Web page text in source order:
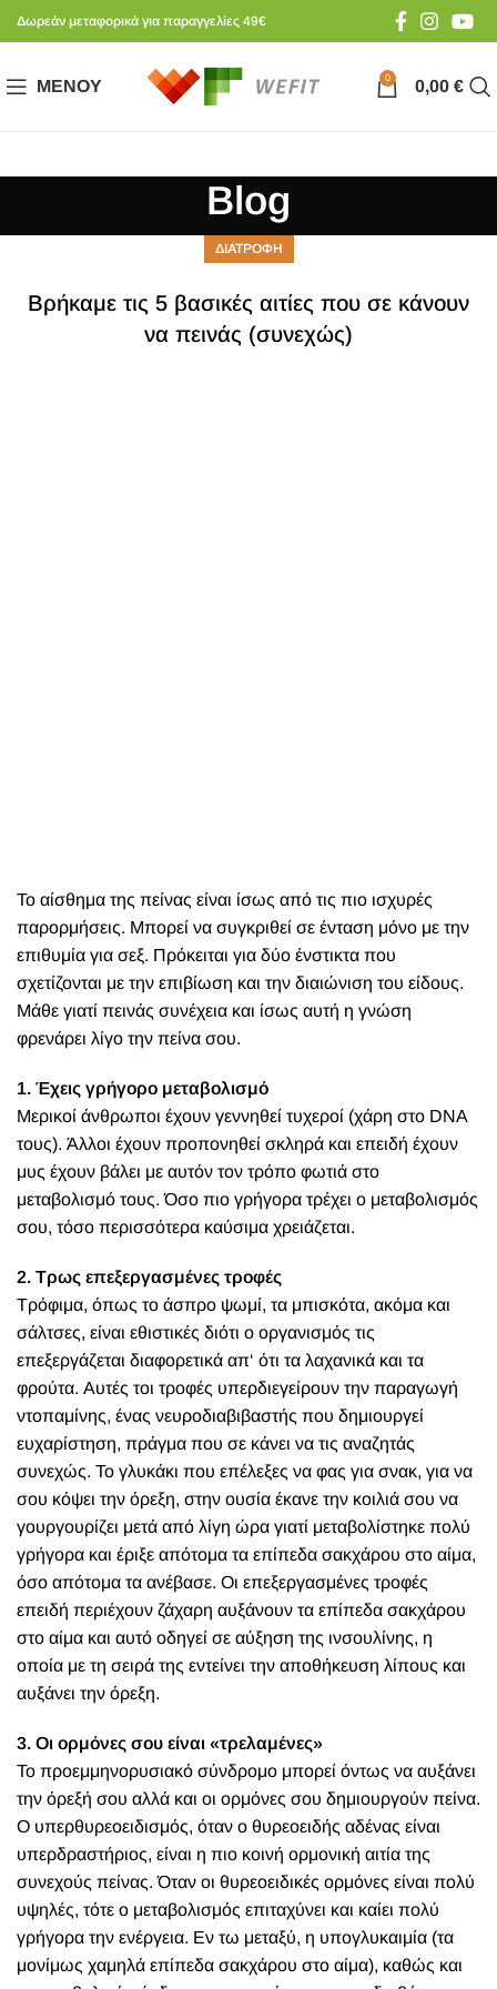
Δωρεάν μεταφορικά για παραγγελίες 49€
ΜΕΝΟΎ 0 0,00 €
Blog
ΔΙΑΤΡΟΦΗ
Βρήκαμε τις 5 βασικές αιτίες που σε κάνουν
να πεινάς (συνεχώς)
Το αίσθημα της πείνας είναι ίσως από τις πιο ισχυρές
παρορμήσεις. Μπορεί να συγκριθεί σε ένταση μόνο με την
επιθυμία για σεξ. Πρόκειται για δύο ένστικτα που
σχετίζονται με την επιβίωση και την διαιώνιση του είδους.
Μάθε γιατί πεινάς συνέχεια και ίσως αυτή η γνώση
φρενάρει λίγο την πείνα σου.
1. Έχεις γρήγορο μεταβολισμό
Μερικοί άνθρωποι έχουν γεννηθεί τυχεροί (χάρη στο DNA
τους). Άλλοι έχουν προπονηθεί σκληρά και επειδή έχουν
μυς έχουν βάλει με αυτόν τον τρόπο φωτιά στο
μεταβολισμό τους. Όσο πιο γρήγορα τρέχει ο μεταβολισμός
σου, τόσο περισσότερα καύσιμα χρειάζεται.
2. Τρως επεξεργασμένες τροφές
Τρόφιμα, όπως το άσπρο ψωμί, τα μπισκότα, ακόμα και
σάλτσες, είναι εθιστικές διότι o οργανισμός τις
επεξεργάζεται διαφορετικά απ‘ ότι τα λαχανικά και τα
φρούτα. Αυτές τοι τροφές υπερδιεγείρουν την παραγωγή
ντοπαμίνης, ένας νευροδιαβιβαστής που δημιουργεί
ευχαρίστηση, πράγμα που σε κάνει να τις αναζητάς
συνεχώς. Το γλυκάκι που επέλεξες να φας για σνακ, για να
σου κόψει την όρεξη, στην ουσία έκανε την κοιλιά σου να
γουργουρίζει μετά από λίγη ώρα γιατί μεταβολίστηκε πολύ
γρήγορα και έριξε απότομα τα επίπεδα σακχάρου στο αίμα,
όσο απότομα τα ανέβασε. Οι επεξεργασμένες τροφές
επειδή περιέχουν ζάχαρη αυξάνουν τα επίπεδα σακχάρου
στο αίμα και αυτό οδηγεί σε αύξηση της ινσουλίνης, η
οποία με τη σειρά της εντείνει την αποθήκευση λίπους και
αυξάνει την όρεξη.
3. Οι ορμόνες σου είναι «τρελαμένες»
Το προεμμηνορυσιακό σύνδρομο μπορεί όντως να αυξάνει
την όρεξή σου αλλά και οι ορμόνες σου δημιουργούν πείνα.
Ο υπερθυρεοειδισμός, όταν ο θυρεοειδής αδένας είναι
υπερδραστήριος, είναι η πιο κοινή ορμονική αιτία της
συνεχούς πείνας. Όταν οι θυρεοειδικές ορμόνες είναι πολύ
υψηλές, τότε ο μεταβολισμός επιταχύνει και καίει πολύ
γρήγορα την ενέργεια. Εν τω μεταξύ, η υπογλυκαιμία (τα
μονίμως χαμηλά επίπεδα σακχάρου στο αίμα), καθώς και